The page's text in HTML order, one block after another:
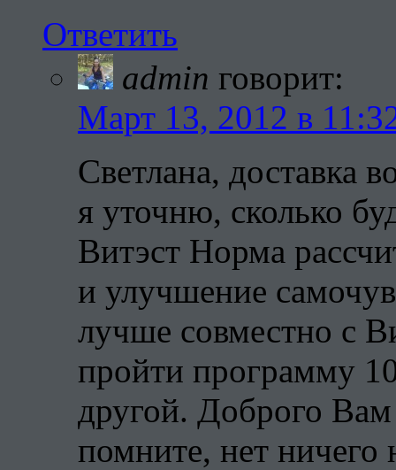
Ответить
admin говорит:
Март 13, 2012 в
Светлана, доставка
я уточню, сколько
Витэст Норма
и улучшение
лучше совместно с
пройти программу
другой. Доброго
помните, нет ничего